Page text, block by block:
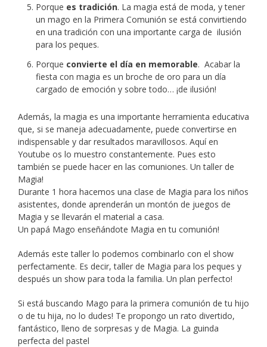
Porque es tradición. La magia está de moda, y tener
un mago en la Primera Comunión se está convirtiendo
en una tradición con una importante carga de ilusión
para los peques.
Porque convierte el día en memorable. Acabar la
fiesta con magia es un broche de oro para un día
cargado de emoción y sobre todo… ¡de ilusión!
Además, la magia es una importante herramienta educativa
que, si se maneja adecuadamente, puede convertirse en
indispensable y dar resultados maravillosos. Aquí en
Youtube os lo muestro constantemente. Pues esto
también se puede hacer en las comuniones. Un taller de
Magia!
Durante 1 hora hacemos una clase de Magia para los niños
asistentes, donde aprenderán un montón de juegos de
Magia y se llevarán el material a casa.
Un papá Mago enseñándote Magia en tu comunión!
Además este taller lo podemos combinarlo con el show
perfectamente. Es decir, taller de Magia para los peques y
después un show para toda la familia. Un plan perfecto!
Si está buscando Mago para la primera comunión de tu hijo
o de tu hija, no lo dudes! Te propongo un rato divertido,
fantástico, lleno de sorpresas y de Magia. La guinda
perfecta del pastel